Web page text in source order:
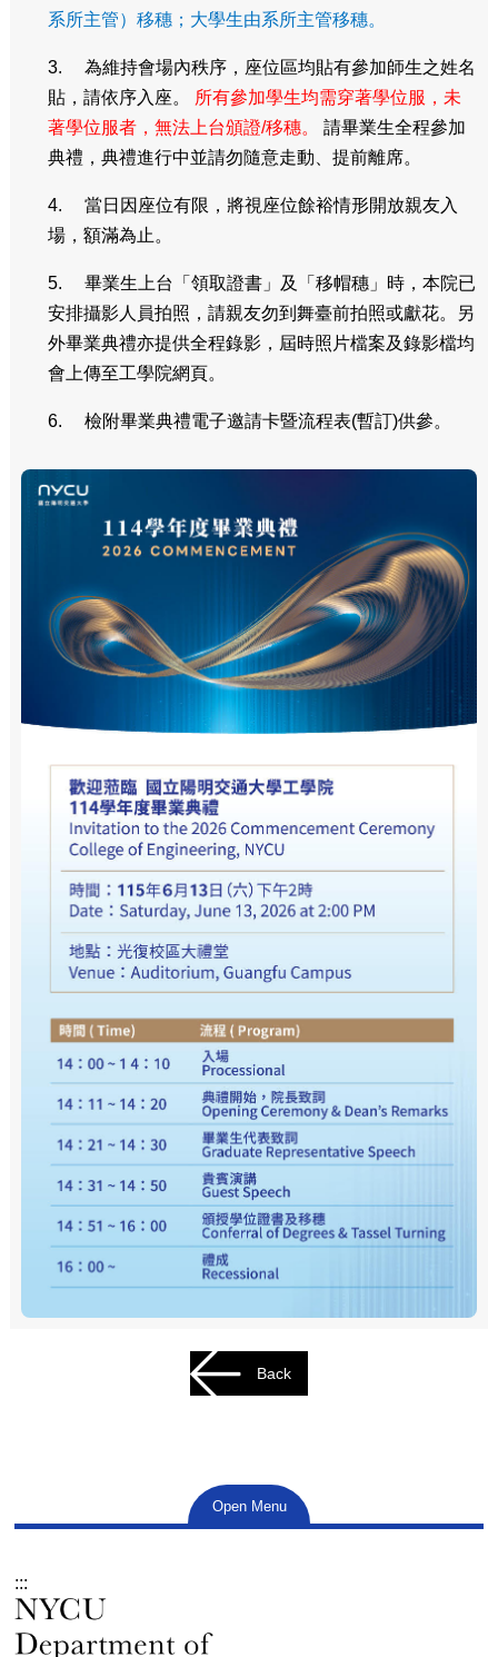
系所主管）移穗；大學生由系所主管移穗。
3. 為維持會場內秩序，座位區均貼有參加師生之姓名
貼，請依序入座。
所有參加學生均需穿著學位服，未
著學位服者，無法上台頒證/移穗。 請畢業生全程參加
典禮，典禮進行中並請勿隨意走動、提前離席。
4. 當日因座位有限，將視座位餘裕情形開放親友入
場，額滿為止。
5. 畢業生上台「領取證書」及「移帽穗」時，本院已
安排攝影人員拍照，請親友勿到舞臺前拍照或獻花。另
外畢業典禮亦提供全程錄影，屆時照片檔案及錄影檔均
會上傳至工學院網頁。
6. 檢附畢業典禮電子邀請卡暨流程表(暫訂)供參。
Back
Open Menu
:::